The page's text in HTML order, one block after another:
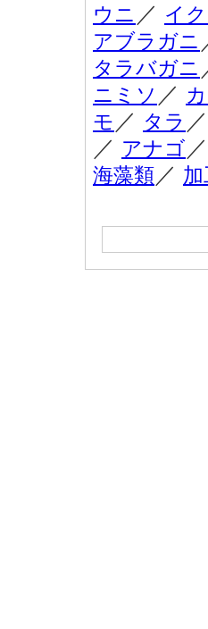
ウニ ／ イ
アブラガニ
タラバガニ
ニミソ ／
モ ／ タラ ／
／ アナゴ ／
海藻類／